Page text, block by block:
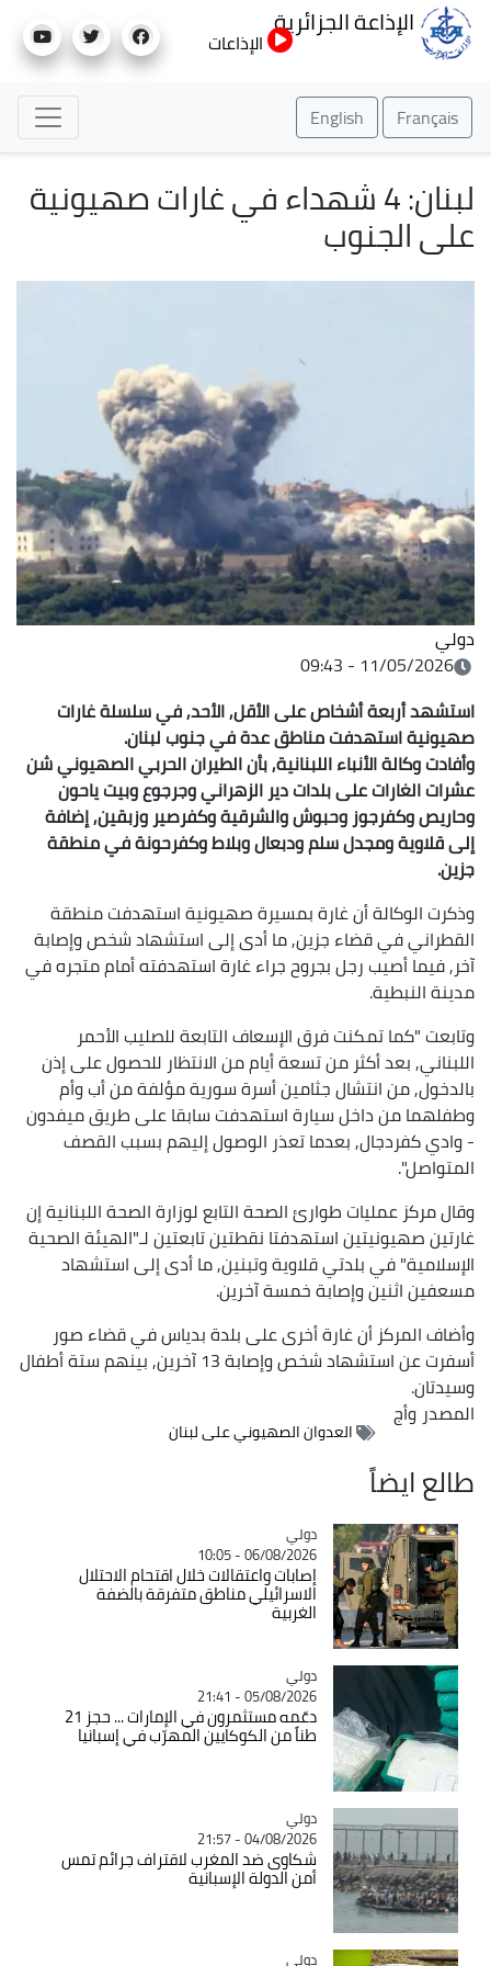
إلى
الإذاعة الجزائرية
الإذاعات
Français
English
لبنان: 4 شهداء في غارات صهيونية
على الجنوب
دولي
11/05/2026 - 09:43
استشهد أربعة أشخاص على الأقل, الأحد, في سلسلة غارات
صهيونية استهدفت مناطق عدة في جنوب لبنان.
وأفادت وكالة الأنباء اللبنانية, بأن الطيران الحربي الصهيوني شن
عشرات الغارات على بلدات دير الزهراني وجرجوع وبيت ياحون
وحاريص وكفرجوز وحبوش والشرقية وكفرصير وزبقين, إضافة
إلى قلاوية ومجدل سلم ودبعال وبلاط وكفرحونة في منطقة
جزين.
وذكرت الوكالة أن غارة بمسيرة صهيونية استهدفت منطقة
القطراني في قضاء جزين, ما أدى إلى استشهاد شخص وإصابة
آخر, فيما أصيب رجل بجروح جراء غارة استهدفته أمام متجره في
مدينة النبطية.
وتابعت "كما تمكنت فرق الإسعاف التابعة للصليب الأحمر
اللبناني, بعد أكثر من تسعة أيام من الانتظار للحصول على إذن
بالدخول, من انتشال جثامين أسرة سورية مؤلفة من أب وأم
وطفلهما من داخل سيارة استهدفت سابقا على طريق ميفدون
- وادي كفردجال, بعدما تعذر الوصول إليهم بسبب القصف
المتواصل".
وقال مركز عمليات طوارئ الصحة التابع لوزارة الصحة اللبنانية إن
غارتين صهيونيتين استهدفتا نقطتين تابعتين لـ"الهيئة الصحية
الإسلامية" في بلدتي قلاوية وتبنين, ما أدى إلى استشهاد
مسعفين اثنين وإصابة خمسة آخرين.
وأضاف المركز أن غارة أخرى على بلدة بدياس في قضاء صور
أسفرت عن استشهاد شخص وإصابة 13 آخرين, بينهم ستة أطفال
وسيدتان.
المصدروأج
العدوان الصهيوني على لبنان
طالع ايضاً
Catégorie
دولي
06/08/2026 - 10:05
إصابات واعتقالات خلال اقتحام الاحتلال
الاسرائيلي مناطق متفرقة بالضفة
الغربية
Catégorie
دولي
05/08/2026 - 21:41
دعّمه مستثمرون في الإمارات ... حجز 21
طناً من الكوكايين المهرّب في إسبانيا
Catégorie
دولي
04/08/2026 - 21:57
شكاوى ضد المغرب لاقتراف جرائم تمس
أمن الدولة الإسبانية
Catégorie
دولي